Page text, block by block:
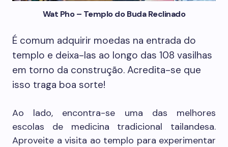
Wat Pho – Templo do Buda Reclinado
É comum adquirir moedas na entrada do
templo e deixa-las ao longo das 108 vasilhas
em torno da construção. Acredita-se que
isso traga boa sorte!
Ao lado, encontra-se uma das melhores
escolas de medicina tradicional tailandesa.
Aproveite a visita ao templo para experimentar